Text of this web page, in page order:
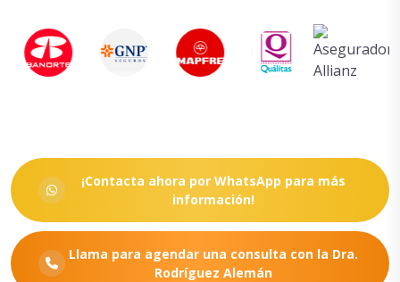
¡Contacta ahora por WhatsApp para más
información!
Llama para agendar una consulta con la Dra.
Rodríguez Alemán